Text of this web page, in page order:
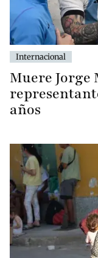
Internacional
Muere Jorge
años